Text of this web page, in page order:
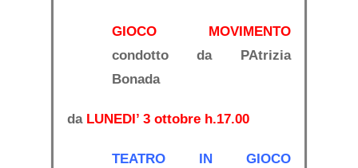
GIOCO MOVIMENTO
condotto da PAtrizia
Bonada
da LUNEDI’ 3 ottobre h.17.00
TEATRO IN GIOCO